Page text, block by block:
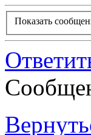
Показать